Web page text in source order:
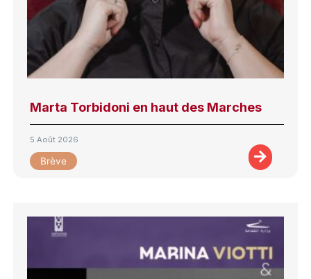
Marta Torbidoni en haut des Marches
5 Août 2026
Brève